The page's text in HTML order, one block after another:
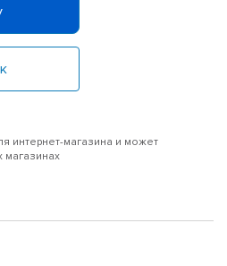
интернет-магазина и может
магазинах